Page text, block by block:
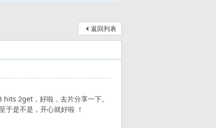
返回列表
2get，好啦，去片分享一下。
于是不是，开心就好啦 ！